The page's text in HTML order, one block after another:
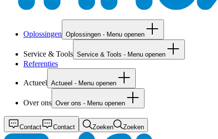
Oplossingen Oplossingen - Menu openen
Service & Tools Service & Tools - Menu openen
Referenties
Actueel Actueel - Menu openen
Over ons Over ons - Menu openen
Contact Contact Zoeken Zoeken